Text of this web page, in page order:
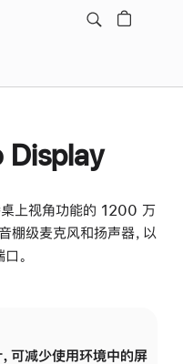
Display
上视角功能的 1200 万
级麦克风和扬声器，以
。
可减少使用环境中的屏